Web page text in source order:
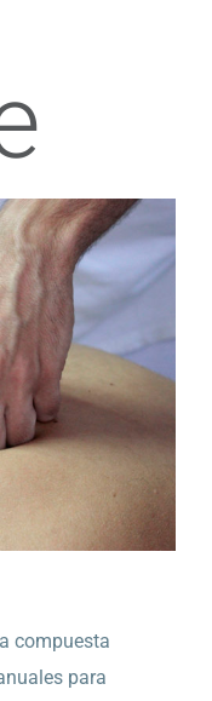
compuesta
para